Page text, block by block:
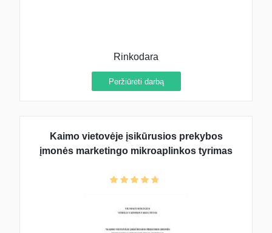
Rinkodara
Peržiūrėti darbą
Kaimo vietovėje įsikūrusios prekybos
įmonės marketingo mikroaplinkos tyrimas